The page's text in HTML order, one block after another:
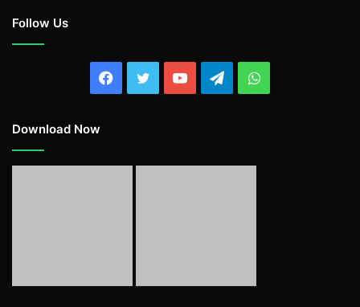
Follow Us
Facebook
TwitterYouTubeTelegramWhatsApp
Download Now